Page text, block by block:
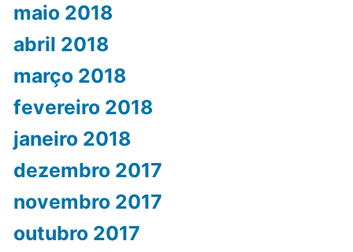
maio 2018
abril 2018
março 2018
fevereiro 2018
janeiro 2018
dezembro 2017
novembro 2017
outubro 2017